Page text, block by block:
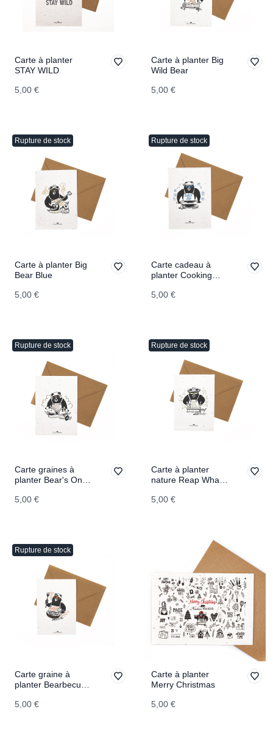
Carte à planter
STAY WILD
5,00 €
Carte à planter Big
Wild Bear
5,00 €
Rupture de stock
Carte à planter Big
Bear Blue
5,00 €
Rupture de stock
Carte cadeau à
planter Cooking
5,00 €
Rupture de stock
Carte graines à
planter Bear's On
5,00 €
Rupture de stock
Carte à planter
nature Reap What
5,00 €
Rupture de stock
Carte graine à
planter Bearbecue
5,00 €
Carte à planter
Merry Christmas
5,00 €